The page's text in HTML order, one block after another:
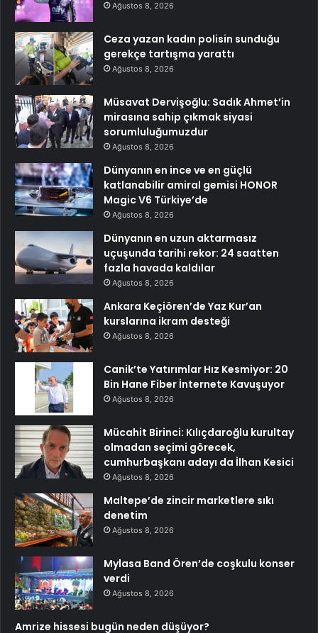
Ağustos 8, 2026
Ceza yazan kadın polisin sunduğu
gerekçe tartışma yarattı
Ağustos 8, 2026
Müsavat Dervişoğlu: Sadık Ahmet’in
mirasına sahip çıkmak siyasi
sorumluluğumuzdur
Ağustos 8, 2026
Dünyanın en ince ve en güçlü
katlanabilir amiral gemisi HONOR
Magic V6 Türkiye’de
Ağustos 8, 2026
Dünyanın en uzun aktarmasız
uçuşunda tarihi rekor: 24 saatten
fazla havada kaldılar
Ağustos 8, 2026
Ankara Keçiören’de Yaz Kur’an
kurslarına ikram desteği
Ağustos 8, 2026
Canik’te Yatırımlar Hız Kesmiyor: 20
Bin Hane Fiber İnternete Kavuşuyor
Ağustos 8, 2026
Mücahit Birinci: Kılıçdaroğlu kurultay
olmadan seçimi görecek,
cumhurbaşkanı adayı da İlhan Kesici
Ağustos 8, 2026
Maltepe’de zincir marketlere sıkı
denetim
Ağustos 8, 2026
Mylasa Band Ören’de coşkulu konser
verdi
Ağustos 8, 2026
Amrize hissesi bugün neden düşüyor?